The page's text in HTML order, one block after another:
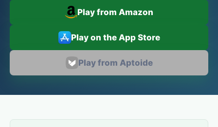
Play from Amazon
Play on the App Store
Play from Aptoide